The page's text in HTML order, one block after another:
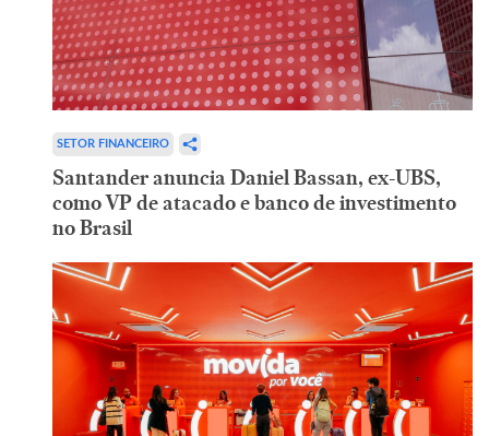
SETOR FINANCEIRO
Santander anuncia Daniel Bassan, ex-UBS,
como VP de atacado e banco de investimento
no Brasil